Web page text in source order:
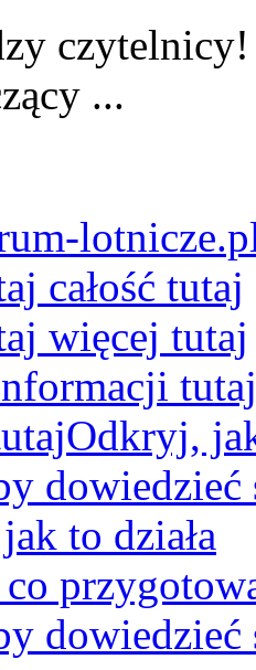
...
całość tutaj
więcej tutaj
tutaj
Odkryj,
dowiedzieć
to działa
co
dowiedzieć